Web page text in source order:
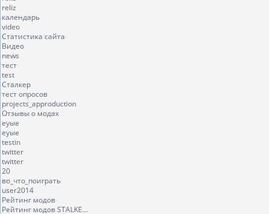
reliz
календарь
video
Статистика сайта
Видео
news
тест
test
Сталкер
тест опросов
projects_approduction
Отзывы о модах
еуые
еуые
testin
twitter
twitter
20
во_что_поиграть
user2014
Рейтинг модов
Рейтинг модов STALKE...